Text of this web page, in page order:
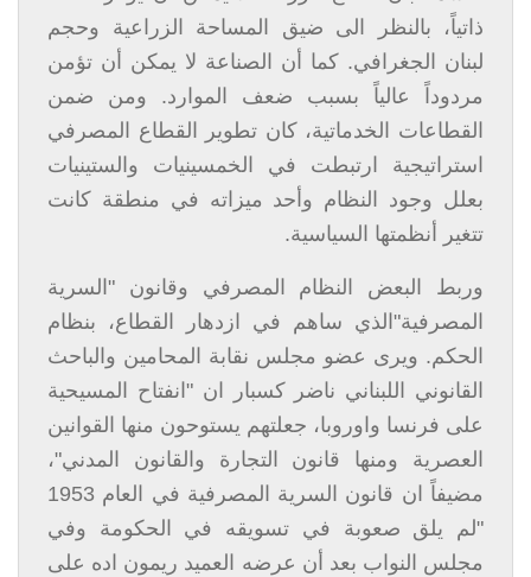
ذاتياً، بالنظر الى ضيق المساحة الزراعية وحجم
لبنان الجغرافي. كما أن الصناعة لا يمكن أن تؤمن
مردوداً عالياً بسبب ضعف الموارد. ومن ضمن
القطاعات الخدماتية، كان تطوير القطاع المصرفي
استراتيجية ارتبطت في الخمسينيات والستينيات
بعلل وجود النظام وأحد ميزاته في منطقة كانت
تتغير أنظمتها السياسية.
وربط البعض النظام المصرفي وقانون "السرية
المصرفية"الذي ساهم في ازدهار القطاع، بنظام
الحكم. ويرى عضو مجلس نقابة المحامين والباحث
القانوني اللبناني ناضر كسبار ان "انفتاح المسيحية
على فرنسا واوروبا، جعلتهم يستوحون منها القوانين
العصرية ومنها قانون التجارة والقانون المدني"،
مضيفاً ان قانون السرية المصرفية في العام 1953
"لم يلق صعوبة في تسويقه في الحكومة وفي
مجلس النواب بعد أن عرضه العميد ريمون اده على